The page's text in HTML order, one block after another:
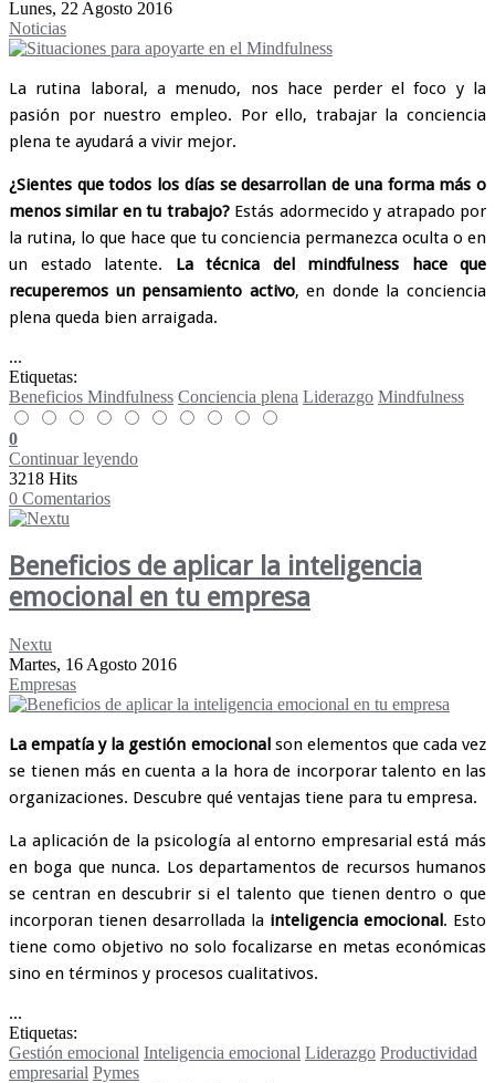
Lunes, 22 Agosto 2016
Noticias
La rutina laboral, a menudo, nos hace perder el foco y la
pasión por nuestro empleo. Por ello, trabajar la conciencia
plena te ayudará a vivir mejor.
¿Sientes que todos los días se desarrollan de una forma más o
menos similar en tu trabajo?Estás adormecido y atrapado por
la rutina, lo que hace que tu conciencia permanezca oculta o en
un estado latente. La técnica del mindfulness hace que
recuperemos un pensamiento activo, en donde la conciencia
plena queda bien arraigada.
...
Etiquetas:
Beneficios Mindfulness Conciencia plena Liderazgo Mindfulness
0
Continuar leyendo
3218 Hits
0 Comentarios
Beneficios de aplicar la inteligencia
emocional en tu empresa
Nextu
Martes, 16 Agosto 2016
Empresas
La empatía y la gestión emocionalson elementos que cada vez
se tienen más en cuenta a la hora de incorporar talento en las
organizaciones. Descubre qué ventajas tiene para tu empresa.
La aplicación de la psicología al entorno empresarial está más
en boga que nunca. Los departamentos de recursos humanos
se centran en descubrir si el talento que tienen dentro o que
incorporan tienen desarrollada la inteligencia emocional. Esto
tiene como objetivo no solo focalizarse en metas económicas
sino en términos y procesos cualitativos.
...
Etiquetas:
Gestión emocional Inteligencia emocional Liderazgo Productividad
empresarial Pymes